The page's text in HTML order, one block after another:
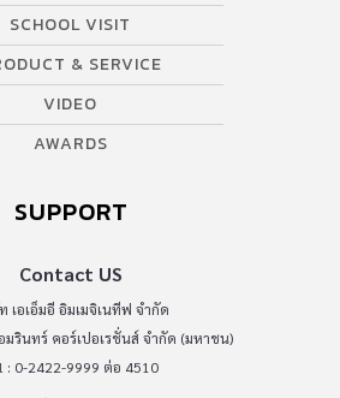
SCHOOL VISIT
& SERVICE
VIDEO
AWARDS
SUPPORT
Contact US
เอเอ็มอี อิมเมจิเนทีฟ จำกัด
มรินทร์ คอร์เปอเรชั่นส์ จำกัด (มหาชน)
: 0-2422-9999 ต่อ 4510